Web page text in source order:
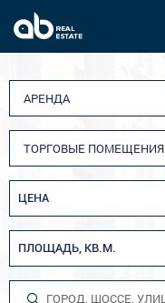
АРЕНДА
ТОРГОВЫЕ ПОМЕЩЕНИЯ
ЦЕНА
ПЛОЩАДЬ, КВ.М.